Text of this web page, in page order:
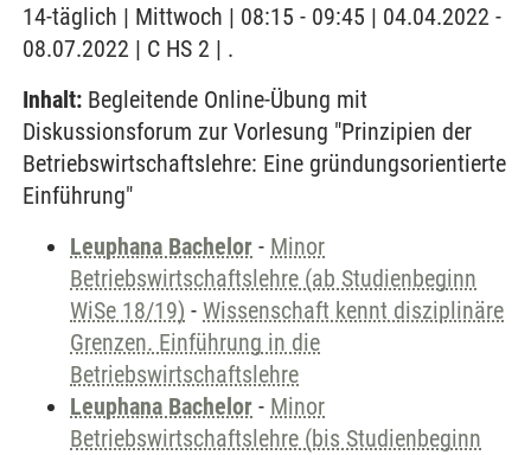
14-täglich | Mittwoch | 08:15 - 09:45 | 04.04.2022 -
08.07.2022 | C HS 2 | .
Inhalt: Begleitende Online-Übung mit
Diskussionsforum zur Vorlesung "Prinzipien der
Betriebswirtschaftslehre: Eine gründungsorientierte
Einführung"
Leuphana Bachelor - Minor
Betriebswirtschaftslehre (ab Studienbeginn
WiSe 18/19) - Wissenschaft kennt disziplinäre
Grenzen. Einführung in die
Betriebswirtschaftslehre
Leuphana Bachelor - Minor
Betriebswirtschaftslehre (bis Studienbeginn